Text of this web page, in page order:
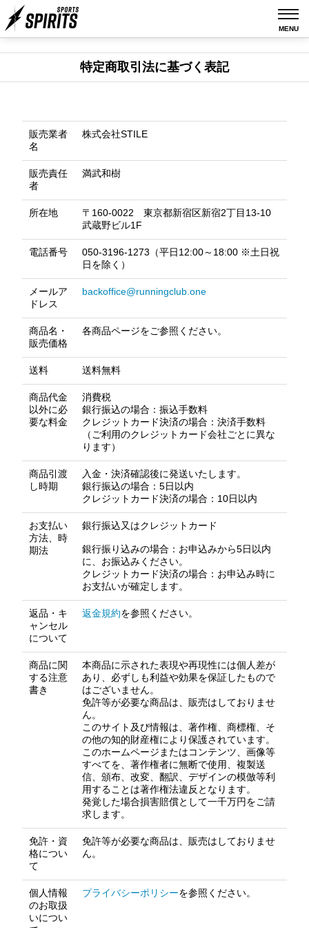
MENU
特定商取引法に基づく表記
販売業者
名
株式会社STILE
販売責任
者
満武和樹
所在地
〒160-0022 東京都新宿区新宿2丁目13-10
武蔵野ビル1F
電話番号
050-3196-1273（平日12:00～18:00 ※土日祝
日を除く）
メールア
ドレス
backoffice@runningclub.one
商品名・
販売価格
各商品ページをご参照ください。
送料 送料無料
商品代金
以外に必
要な料金
消費税
銀行振込の場合：振込手数料
クレジットカード決済の場合：決済手数料
（ご利用のクレジットカード会社ごとに異な
ります）
商品引渡
し時期
入金・決済確認後に発送いたします。
銀行振込の場合：5日以内
クレジットカード決済の場合：10日以内
お支払い
方法、時
期法
銀行振込又はクレジットカード
銀行振り込みの場合：お申込みから5日以内
に、お振込みください。
クレジットカード決済の場合：お申込み時に
お支払いが確定します。
返品・キ
ャンセル
について
返金規約を参照ください。
商品に関
する注意
書き
本商品に示された表現や再現性には個人差が
あり、必ずしも利益や効果を保証したもので
はございません。
免許等が必要な商品は、販売はしておりませ
ん。
このサイト及び情報は、著作権、商標権、そ
の他の知的財産権により保護されています。
このホームページまたはコンテンツ、画像等
すべてを、著作権者に無断で使用、複製送
信、頒布、改変、翻訳、デザインの模倣等利
用することは著作権法違反となります。
発覚した場合損害賠償として一千万円をご請
求します。
免許・資
格につい
て
免許等が必要な商品は、販売はしておりませ
ん。
個人情報
のお取扱
いについ
プライバシーポリシーを参照ください。